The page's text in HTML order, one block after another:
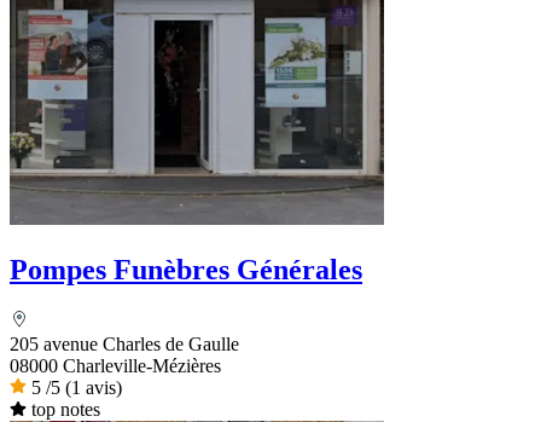
Pompes Funèbres Générales
205 avenue Charles de Gaulle
08000 Charleville-Mézières
5 /5 (1 avis)
top notes